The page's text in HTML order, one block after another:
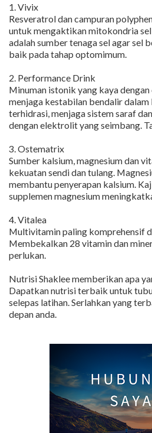
1. Vivix
Resveratrol dan campuran
untuk mengaktikan mitokondria
adalah sumber tenaga sel agar sel
baik pada tahap optomimum.
2. Performance Drink
Minuman istonik yang kaya
menjaga kestabilan bendalir dalam
terhidrasi, menjaga sistem saraf
dengan elektrolit yang seimbang.
3. Ostematrix
Sumber kalsium, magnesium dan
kekuatan sendi dan tulang.
membantu penyerapan kalsium.
supplemen magnesium
4. Vitalea
Multivitamin paling komprehensif
Membekalkan 28 vitamin dan
perlukan.
Nutrisi Shaklee memberikan apa
Dapatkan nutrisi terbaik untuk
selepas latihan. Serlahkan yang
depan anda.